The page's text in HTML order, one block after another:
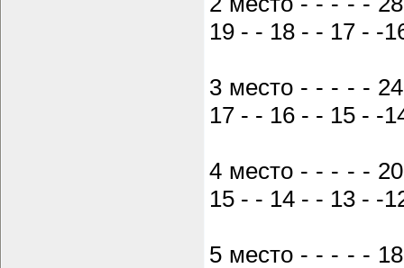
19 - - 18 - - 17 - -
3 место - - - - -
17 - - 16 - - 15 - -
4 место - - - - -
15 - - 14 - - 13 - -
5 место - - - - -